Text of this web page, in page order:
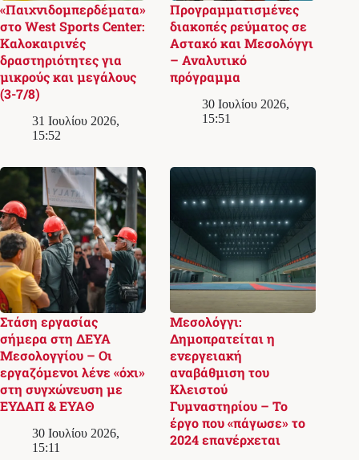
«Παιχνιδομπερδέματα»
στο West Sports Center:
Καλοκαιρινές
δραστηριότητες για
μικρούς και μεγάλους
(3-7/8)
31 Ιουλίου 2026,
15:52
Προγραμματισμένες
διακοπές ρεύματος σε
Αστακό και Μεσολόγγι
– Αναλυτικό
πρόγραμμα
30 Ιουλίου 2026,
15:51
Στάση εργασίας
σήμερα στη ΔΕΥΑ
Μεσολογγίου – Οι
εργαζόμενοι λένε «όχι»
στη συγχώνευση με
ΕΥΔΑΠ & ΕΥΑΘ
30 Ιουλίου 2026,
15:11
Μεσολόγγι:
Δημοπρατείται η
ενεργειακή
αναβάθμιση του
Κλειστού
Γυμναστηρίου – Το
έργο που «πάγωσε» το
2024 επανέρχεται